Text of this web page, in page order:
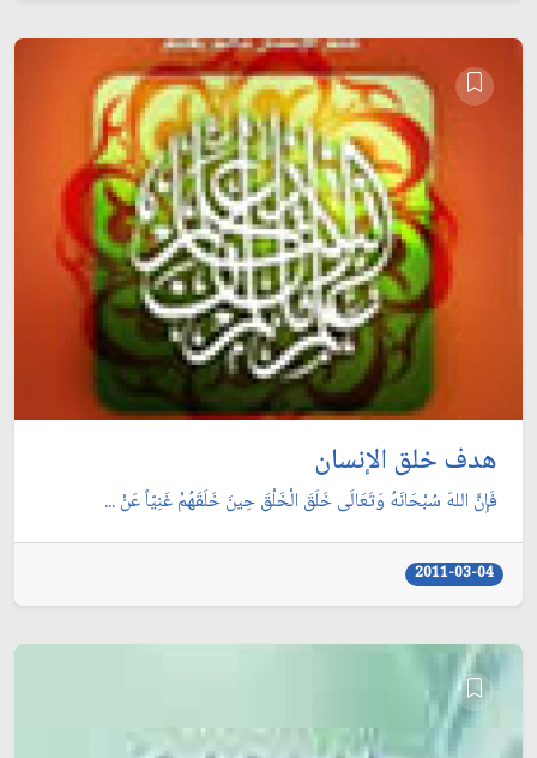
هدف خلق الإنسان
فَإِنَّ اللهَ سُبْحَانَهُ وَتَعَالَى خَلَقَ الْخَلْقَ حِينَ خَلَقَهُمْ غَنِيّاً عَنْ ...
2011-03-04